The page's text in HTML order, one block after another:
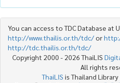
You can access to TDC Database at
http://www.thailis.or.th/tdc/or
http://tdc.thailis.or.th/tdc/
Copyright 2000 - 2026 ThaiLIS
All rights
ThaiLIS is Thailand